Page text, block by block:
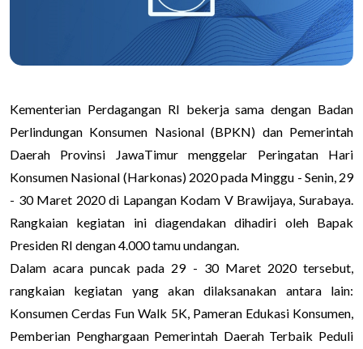
Kementerian Perdagangan RI bekerja sama dengan Badan
Perlindungan Konsumen Nasional (BPKN) dan Pemerintah
Daerah Provinsi JawaTimur menggelar Peringatan Hari
Konsumen Nasional (Harkonas) 2020 pada Minggu - Senin, 29
- 30 Maret 2020 di Lapangan Kodam V Brawijaya, Surabaya.
Rangkaian kegiatan ini diagendakan dihadiri oleh Bapak
Presiden RI dengan 4.000 tamu undangan.
Dalam acara puncak pada 29 - 30 Maret 2020 tersebut,
rangkaian kegiatan yang akan dilaksanakan antara lain:
Konsumen Cerdas Fun Walk 5K, Pameran Edukasi Konsumen,
Pemberian Penghargaan Pemerintah Daerah Terbaik Peduli